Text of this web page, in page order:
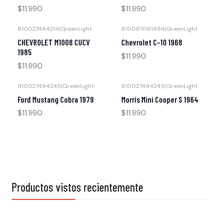
$11.990
$11.990
810027494214|GreenLight
CHEVROLET M1008 CUCV
1985
$11.990
810087061494|GreenLight
Chevrolet C-10 1968
$11.990
810027494245|GreenLight
Ford Mustang Cobra 1979
$11.990
810027494245|GreenLight
Morris Mini Cooper S 1964
$11.990
Productos vistos recientemente